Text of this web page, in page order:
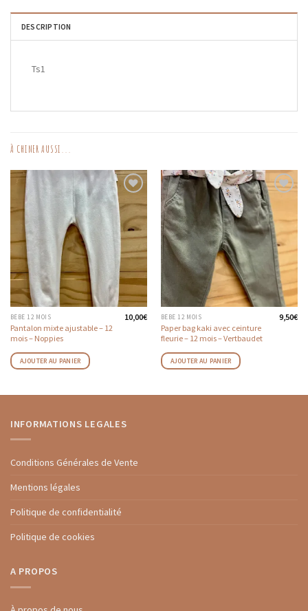
DESCRIPTION
Ts1
À CHINER AUSSI...
AJOUTER
AUX
FAVORIS
BÉBÉ 12 MOIS
Pantalon mixte ajustable – 12
mois – Noppies
10,00€
AJOUTER AU PANIER
AJOUTER
AUX
FAVORIS
BÉBÉ 12 MOIS
Paper bag kaki avec ceinture
fleurie – 12 mois – Vertbaudet
9,50€
AJOUTER AU PANIER
INFORMATIONS LEGALES
Conditions Générales de Vente
Mentions légales
Politique de confidentialité
Politique de cookies
A PROPOS